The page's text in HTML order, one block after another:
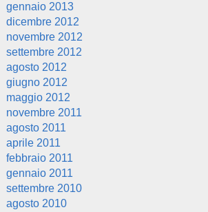
gennaio 2013
dicembre 2012
novembre 2012
settembre 2012
agosto 2012
giugno 2012
maggio 2012
novembre 2011
agosto 2011
aprile 2011
febbraio 2011
gennaio 2011
settembre 2010
agosto 2010